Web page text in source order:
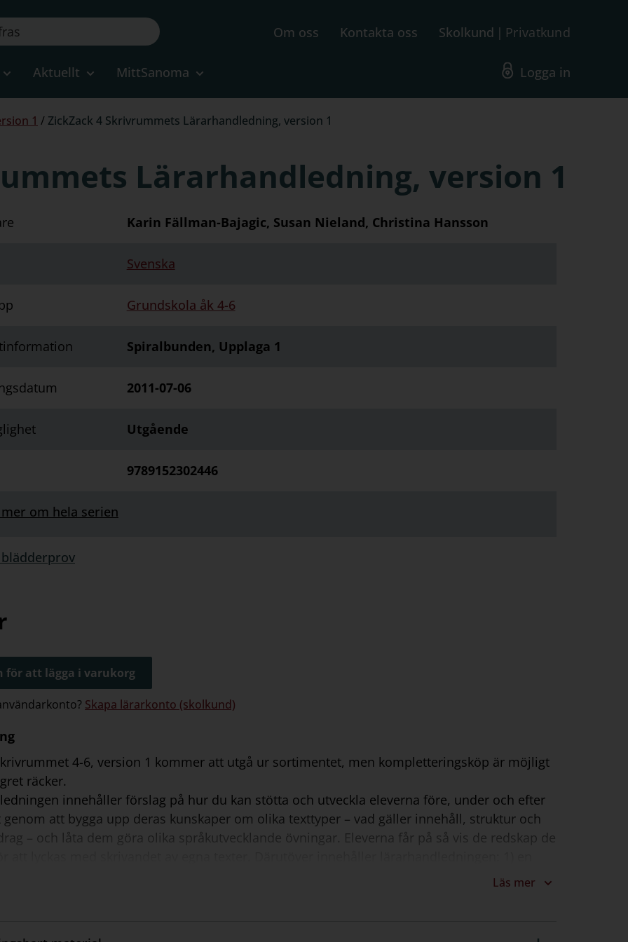
Om oss Kontakta oss Skolkund Privatkund
Aktuellt MittSanoma Logga in
1 / ZickZack 4 Skrivrummets Lärarhandledning, version 1
Lärarhandledning, version 1
Karin Fällman-Bajagic, Susan Nieland, Christina Hansson
Svenska
Grundskola åk 4-6
Spiralbunden, Upplaga 1
2011-07-06
Utgående
9789152302446
mer om hela serien
blädderprov
för att lägga i varukorg
Skapa lärarkonto (skolkund)
4-6, version 1 kommer att utgå ur sortimentet, men kompletteringsköp är möjligt
räcker.
innehåller förslag på hur du kan stötta och utveckla eleverna före, under och efter
genom att bygga upp deras kunskaper om olika texttyper – vad gäller innehåll, struktur och
– och låta dem göra olika språkutvecklande övningar. Eleverna får på så vis de redskap de
över olika texters syften, struktur och språkliga drag 2) förslag på språkutvecklande
Läs mer